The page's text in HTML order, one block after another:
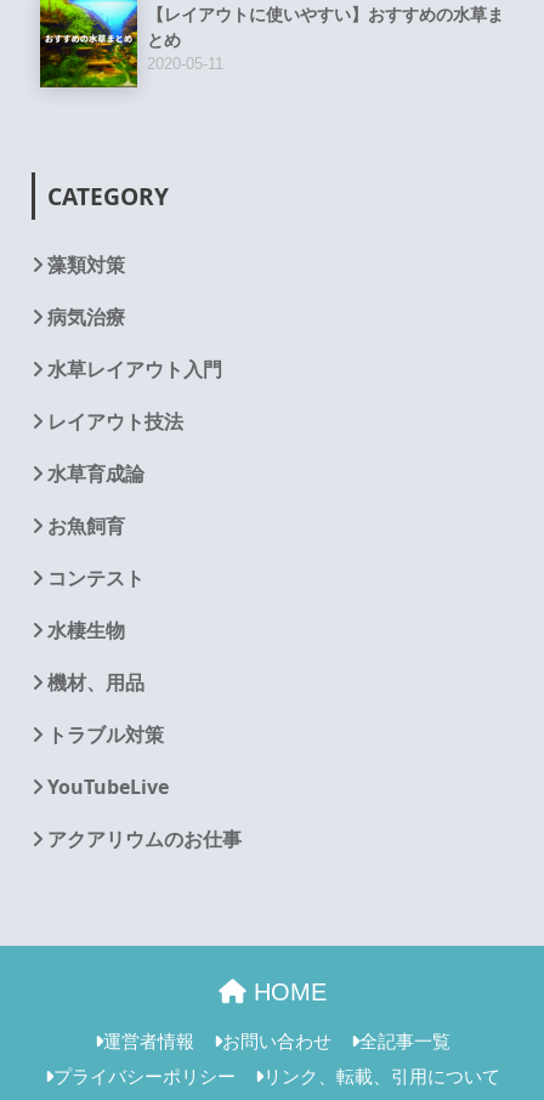
【レイアウトに使いやすい】おすすめの水草ま
とめ
2020-05-11
CATEGORY
藻類対策
病気治療
水草レイアウト入門
レイアウト技法
水草育成論
お魚飼育
コンテスト
水棲生物
機材、用品
トラブル対策
YouTubeLive
アクアリウムのお仕事
HOME
運営者情報 お問い合わせ
全記事一覧
プライバシーポリシー
リンク、転載、引用について